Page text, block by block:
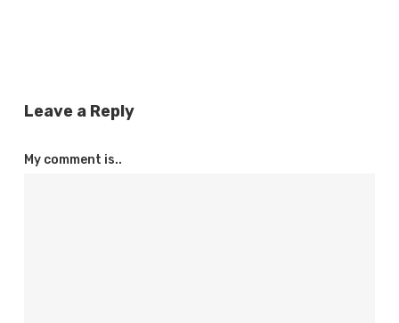
Leave a Reply
My comment is..